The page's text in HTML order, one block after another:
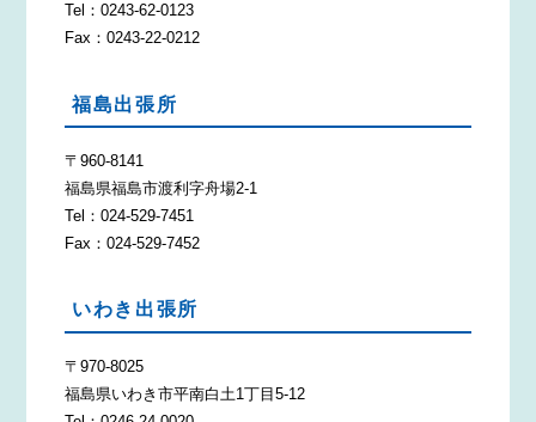
Tel：0243-62-0123
Fax：0243-22-0212
福島出張所
〒960-8141
福島県福島市渡利字舟場2-1
Tel：024-529-7451
Fax：024-529-7452
いわき出張所
〒970-8025
福島県いわき市平南白土1丁目5-12